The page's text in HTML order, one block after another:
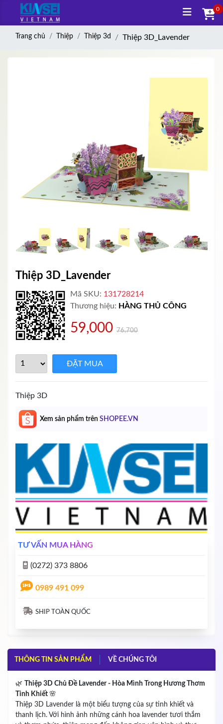
0
Trang chủ Thiệp Thiệp 3d Thiệp 3D_Lavender
Thiệp 3D_Lavender
Mã SKU: 131728214
Thương hiệu: HÀNG THỦ CÔNG
59,000 76,700
Thiệp 3D
Xem sản phẩm trên SHOPEE.VN
TƯ VẤN MUA HÀNG
(0272) 373 8806
0989 491 099
SHIP TOÀN QUỐC
THÔNG TIN SẢN PHẨM VỀ CHÚNG TÔI
🌿
Thiệp 3D Chủ Đề Lavender - Hòa Mình Trong Hương Thơm
Tinh Khiết 🌸
Thiệp 3D Lavender là một biểu tượng của sự tinh khiết và
thanh lịch. Với hình ảnh những cánh hoa lavender tươi thắm